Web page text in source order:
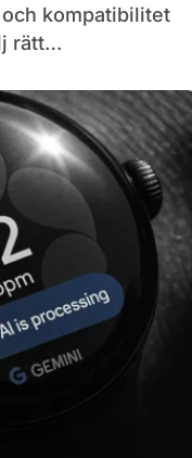
kompatibilitet
rätt…